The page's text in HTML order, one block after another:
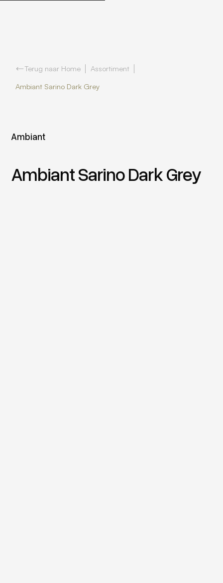
Terug naar Home
Assortiment
Ambiant Sarino Dark Grey
Ambiant
Ambiant Sarino Dark Grey